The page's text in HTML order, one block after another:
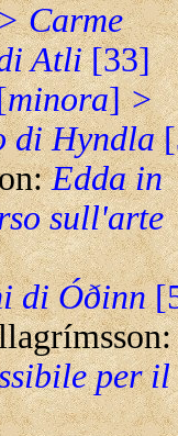
Carme
di Atli[33]
minora]>
di Hyndla
Edda in
sull'arte
di Óðinn
per il